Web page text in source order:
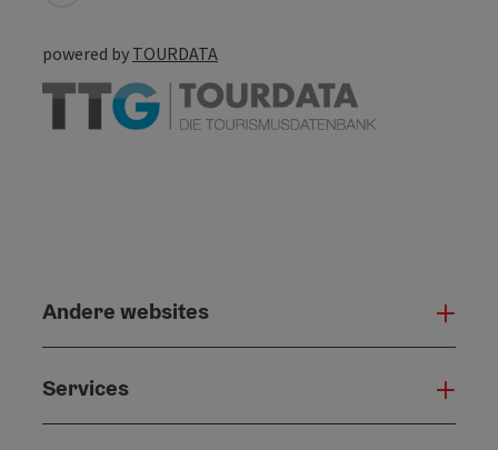
powered by TOURDATA
Andere websites
Services